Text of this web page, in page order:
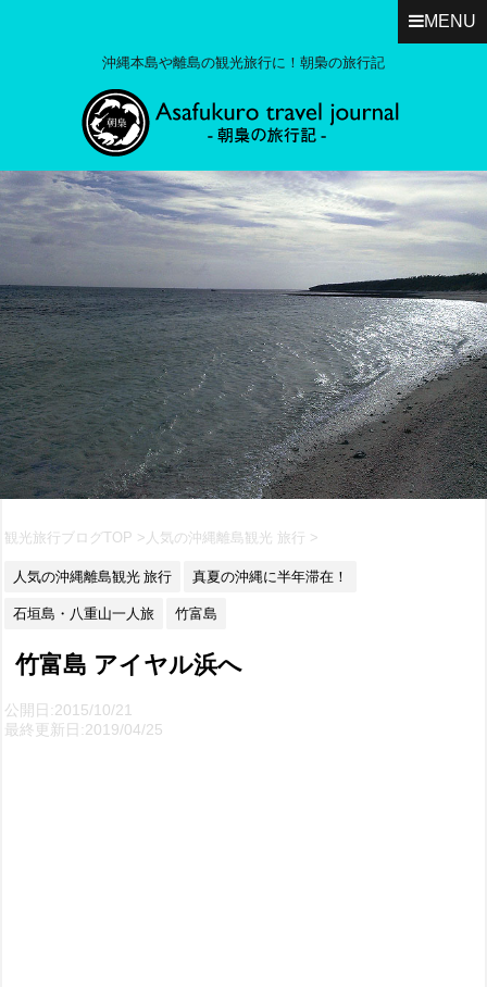
MENU
沖縄本島や離島の観光旅行に！朝梟の旅行記
観光旅行ブログTOP > 人気の沖縄離島観光 旅行 >
人気の沖縄離島観光 旅行 真夏の沖縄に半年滞在！
石垣島・八重山一人旅 竹富島
竹富島 アイヤル浜へ
公開日:2015/10/21
最終更新日:2019/04/25